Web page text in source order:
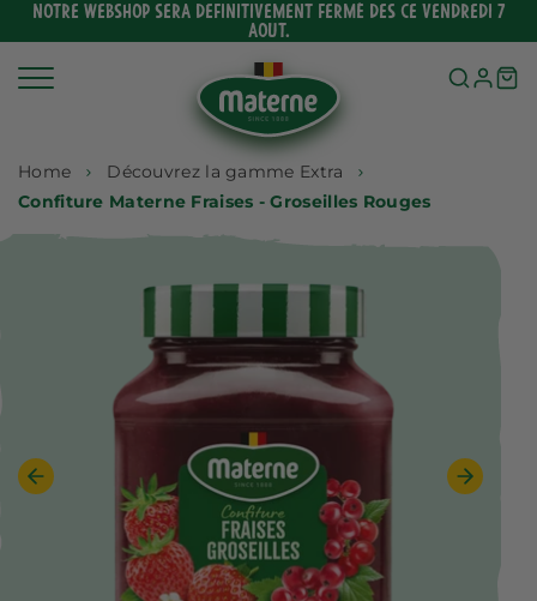
Ignorer
au
NOTRE WEBSHOP SERA DEFINITIVEMENT FERMÉ DES CE VENDREDI 7
AOUT.
Home
Découvrez la gamme Extra
Confiture Materne Fraises - Groseilles Rouges